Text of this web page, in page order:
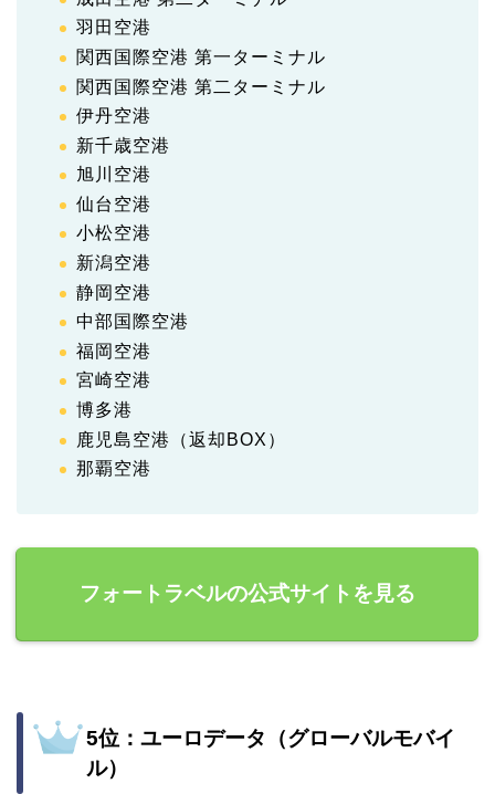
羽田空港
関西国際空港 第一ターミナル
関西国際空港 第二ターミナル
伊丹空港
新千歳空港
旭川空港
仙台空港
小松空港
新潟空港
静岡空港
中部国際空港
福岡空港
宮崎空港
博多港
鹿児島空港（返却BOX）
那覇空港
フォートラベルの公式サイトを見る
5位：ユーロデータ（グローバルモバイ
ル）